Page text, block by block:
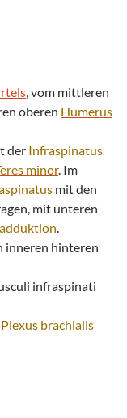
, vom mittleren
oberen Humerus
der Infraspinatus
minor. Im
mit den
mit unteren
.
inneren hinteren
infraspinati
Plexus brachialis